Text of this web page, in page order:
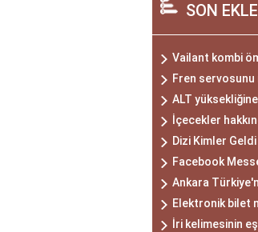
SON
Vailant kombi
Fren servosunu
ALT
İçecekler
Dizi Kimler
Facebook
Ankara
Elektronik bilet
İri kelimesinin